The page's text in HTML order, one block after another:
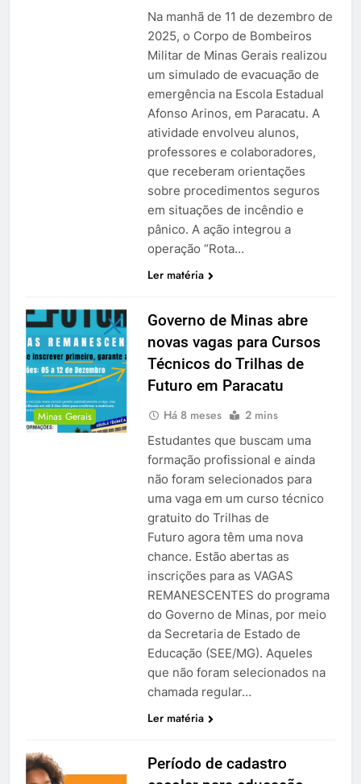
Na manhã de 11 de dezembro de
2025, o Corpo de Bombeiros
Militar de Minas Gerais realizou
um simulado de evacuação de
emergência na Escola Estadual
Afonso Arinos, em Paracatu. A
atividade envolveu alunos,
professores e colaboradores,
que receberam orientações
sobre procedimentos seguros
em situações de incêndio e
pânico. A ação integrou a
operação “Rota…
Ler matéria
Minas Gerais
Governo de Minas abre
novas vagas para Cursos
Técnicos do Trilhas de
Futuro em Paracatu
Há 8 meses 2 mins
Estudantes que buscam uma
formação profissional e ainda
não foram selecionados para
uma vaga em um curso técnico
gratuito do Trilhas de
Futuro agora têm uma nova
chance. Estão abertas as
inscrições para as VAGAS
REMANESCENTES do programa
do Governo de Minas, por meio
da Secretaria de Estado de
Educação (SEE/MG). Aqueles
que não foram selecionados na
chamada regular…
Ler matéria
Período de cadastro